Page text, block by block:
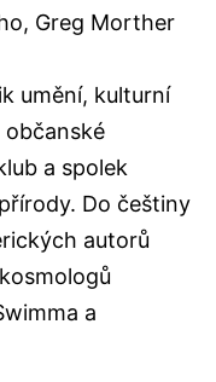
Greg Morther
umění, kulturní
občanské
a spolek
Do češtiny
autorů
a